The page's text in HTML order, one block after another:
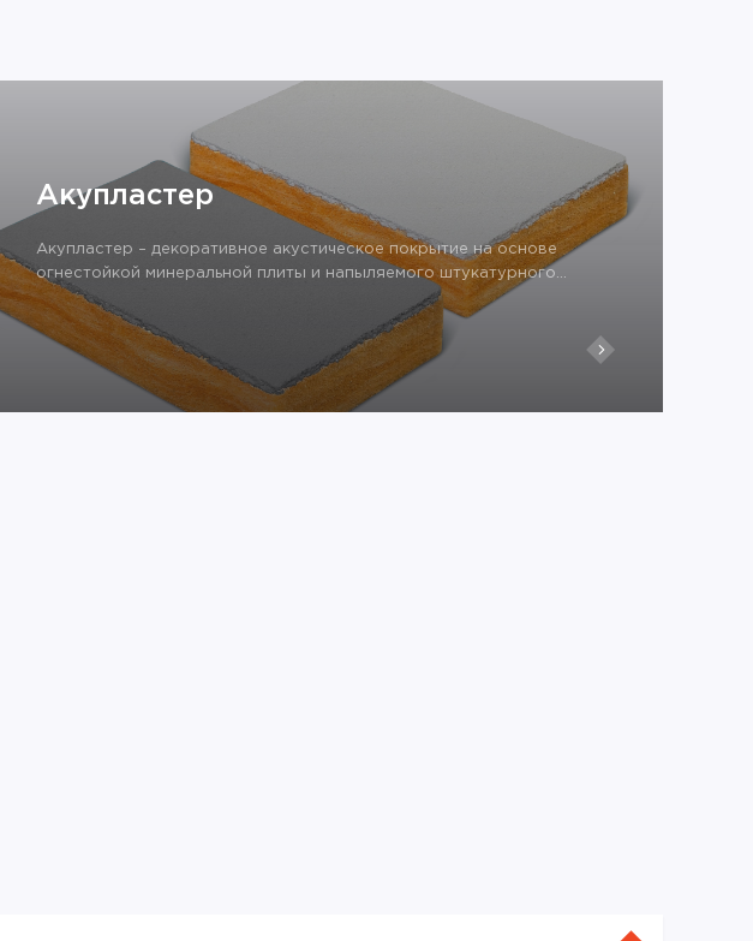
Акупластер
Акупластер – декоративное акустическое покрытие на основе
огнестойкой минеральной плиты и напыляемого штукатурного
состава из натуральных волокон целлюлозы с минеральными
добавками.